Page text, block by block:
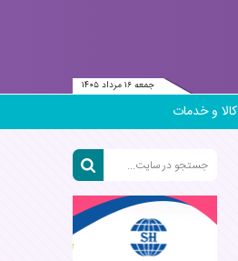
جمعه ۱۶ مرداد ۱۴۰۵
کالا و خدمات